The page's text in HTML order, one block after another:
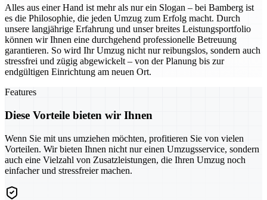
Alles aus einer Hand ist mehr als nur ein Slogan – bei Bamberg ist
es die Philosophie, die jeden Umzug zum Erfolg macht. Durch
unsere langjährige Erfahrung und unser breites Leistungsportfolio
können wir Ihnen eine durchgehend professionelle Betreuung
garantieren. So wird Ihr Umzug nicht nur reibungslos, sondern auch
stressfrei und zügig abgewickelt – von der Planung bis zur
endgültigen Einrichtung am neuen Ort.
Features
Diese Vorteile bieten wir Ihnen
Wenn Sie mit uns umziehen möchten, profitieren Sie von vielen
Vorteilen. Wir bieten Ihnen nicht nur einen Umzugsservice, sondern
auch eine Vielzahl von Zusatzleistungen, die Ihren Umzug noch
einfacher und stressfreier machen.